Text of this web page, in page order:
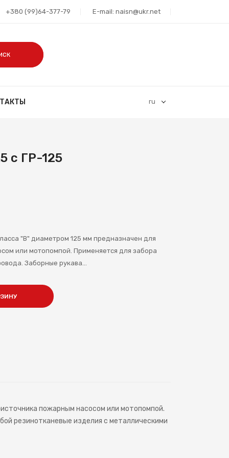
+380 (99)64-377-79 E-mail: naisn@ukr.net
ru
с ГР-125
"В" диаметром 125 мм предназначен для
или мотопомпой. Применяется для забора
Заборные рукава...
пожарным насосом или мотопомпой.
резинотканевые изделия с металлическими